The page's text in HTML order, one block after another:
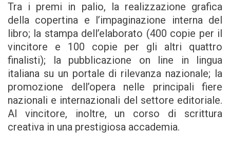
Tra i premi in palio, la realizzazione grafica
della copertina e l’impaginazione interna del
libro; la stampa dell’elaborato (400 copie per il
vincitore e 100 copie per gli altri quattro
finalisti); la pubblicazione on line in lingua
italiana su un portale di rilevanza nazionale; la
promozione dell’opera nelle principali fiere
nazionali e internazionali del settore editoriale.
Al vincitore, inoltre, un corso di scrittura
creativa in una prestigiosa accademia.